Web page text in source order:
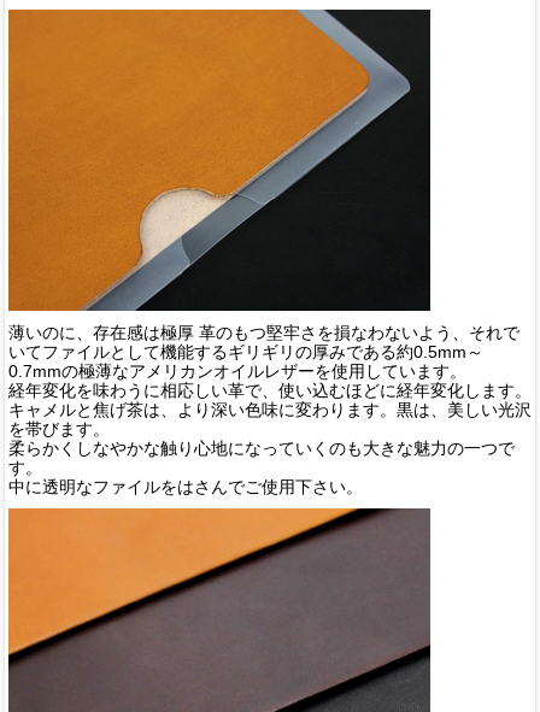
薄いのに、存在感は極厚 革のもつ堅牢さを損なわないよう、それで
いてファイルとして機能するギリギリの厚みである約0.5mm～
0.7mmの極薄なアメリカンオイルレザーを使用しています。
経年変化を味わうに相応しい革で、使い込むほどに経年変化します。
キャメルと焦げ茶は、より深い色味に変わります。黒は、美しい光沢
を帯びます。
柔らかくしなやかな触り心地になっていくのも大きな魅力の一つで
す。
中に透明なファイルをはさんでご使用下さい。